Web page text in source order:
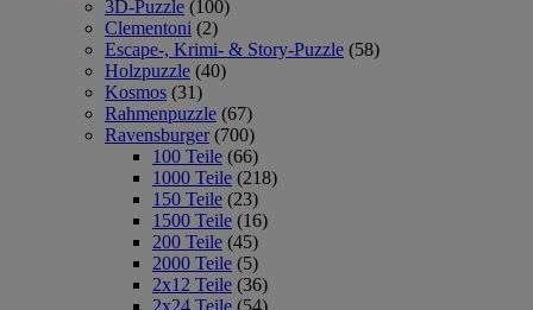
3D-Puzzle (100)
Clementoni (2)
Escape-, Krimi- & Story-Puzzle (58)
Holzpuzzle (40)
Kosmos (31)
Rahmenpuzzle (67)
Ravensburger (700)
100 Teile (66)
1000 Teile (218)
150 Teile (23)
1500 Teile (16)
200 Teile (45)
2000 Teile (5)
2x12 Teile (36)
2x24 Teile (54)